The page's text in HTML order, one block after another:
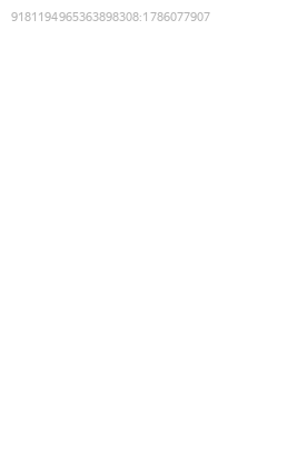
9181194965363898308:1786077907